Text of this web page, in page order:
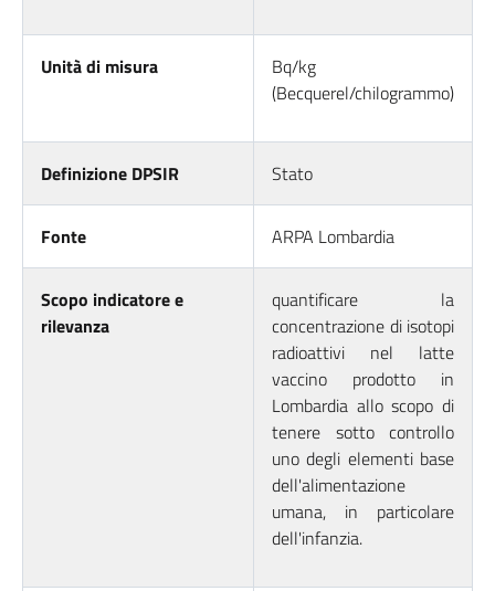
Unità di misura
Bq/kg
(Becquerel/chilogrammo)
Definizione DPSIR Stato
Fonte ARPA Lombardia
Scopo indicatore e
rilevanza
quantificare la
concentrazione di isotopi
radioattivi nel latte
vaccino prodotto in
Lombardia allo scopo di
tenere sotto controllo
uno degli elementi base
dell'alimentazione
umana, in particolare
dell'infanzia.